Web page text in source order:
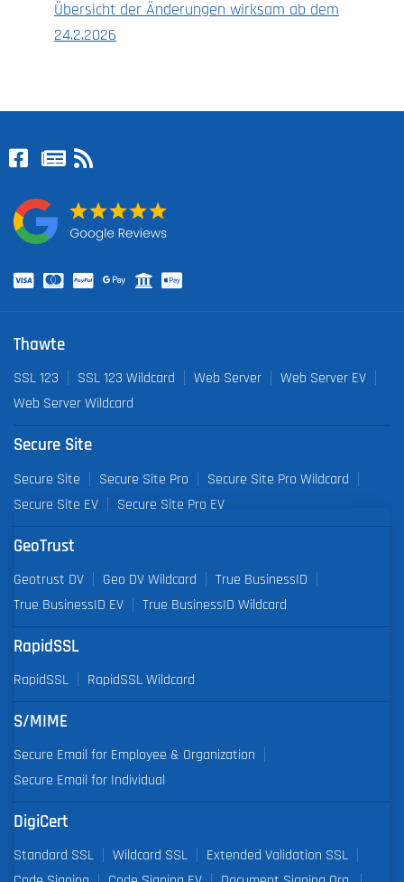
Übersicht der Änderungen wirksam ab dem
24.2.2026
Thawte
SSL 123 SSL 123 Wildcard Web Server
Web Server EV
Web Server Wildcard
Secure Site
Secure Site Secure Site Pro
Secure Site Pro Wildcard
Secure Site EV
Secure Site Pro EV
GeoTrust
Geotrust DV Geo DV Wildcard
True BusinessID
True BusinessID EV
True BusinessID Wildcard
RapidSSL
RapidSSL RapidSSL Wildcard
S/MIME
Secure Email for Employee & Organization
Secure Email for Individual
DigiCert
Standard SSL Wildcard SSL
Extended Validation SSL